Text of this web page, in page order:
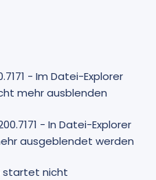
- Im Datei-Explorer
mehr ausblenden
- In Datei-Explorer
ausgeblendet werden
startet nicht